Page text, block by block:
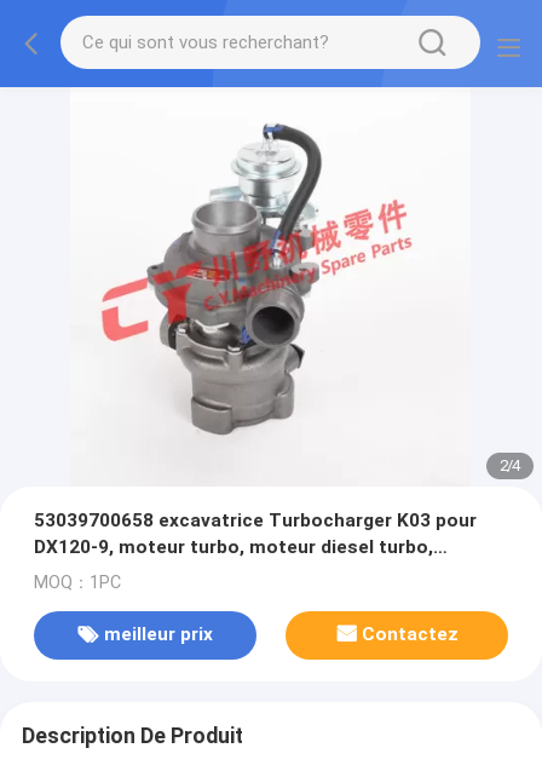
2/4
53039700658 excavatrice Turbocharger K03 pour
DX120-9, moteur turbo, moteur diesel turbo,
surchauffeur et turbocompresseur
MOQ：1PC
meilleur prix Contactez
Description De Produit